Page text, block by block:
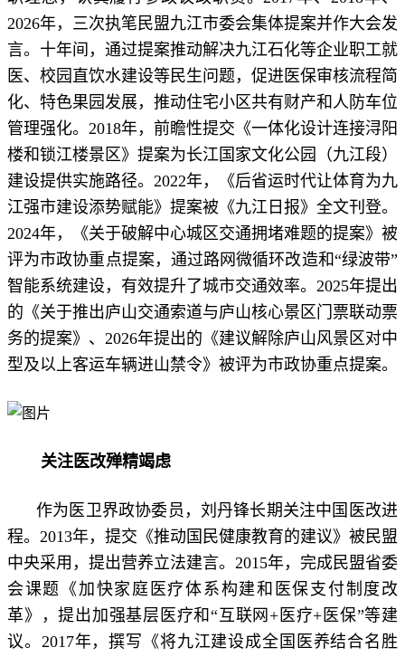
2026年，三次执笔民盟九江市委会集体提案并作大会发
言。十年间，通过提案推动解决九江石化等企业职工就
医、校园直饮水建设等民生问题，促进医保审核流程简
化、特色果园发展，推动住宅小区共有财产和人防车位
管理强化。2018年，前瞻性提交《一体化设计连接浔阳
楼和锁江楼景区》提案为长江国家文化公园（九江段）
建设提供实施路径。2022年，《后省运时代让体育为九
江强市建设添势赋能》提案被《九江日报》全文刊登。
2024年，《关于破解中心城区交通拥堵难题的提案》被
评为市政协重点提案，通过路网微循环改造和“绿波带”
智能系统建设，有效提升了城市交通效率。2025年提出
的《关于推出庐山交通索道与庐山核心景区门票联动票
务的提案》、2026年提出的《建议解除庐山风景区对中
型及以上客运车辆进山禁令》被评为市政协重点提案。
关注医改殚精竭虑
作为医卫界政协委员，刘丹锋长期关注中国医改进
程。2013年，提交《推动国民健康教育的建议》被民盟
中央采用，提出营养立法建言。2015年，完成民盟省委
会课题《加快家庭医疗体系构建和医保支付制度改
革》，提出加强基层医疗和“互联网+医疗+医保”等建
议。2017年，撰写《将九江建设成全国医养结合名胜